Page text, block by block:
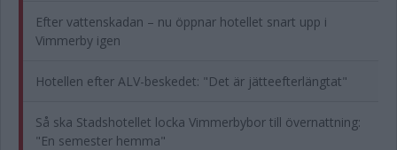
Efter vattenskadan – nu öppnar hotellet snart upp i
Vimmerby igen
Hotellen efter ALV-beskedet: "Det är jätteefterlängtat"
Så ska Stadshotellet locka Vimmerbybor till övernattning:
"En semester hemma"